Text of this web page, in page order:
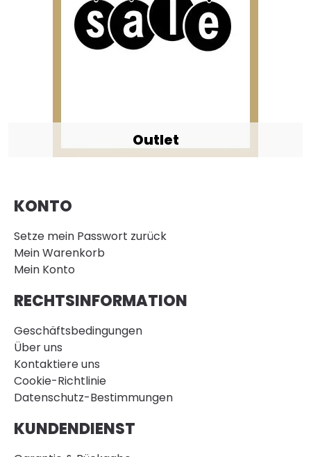
Outlet
KONTO
Setze mein Passwort zurück
Mein Warenkorb
Mein Konto
RECHTSINFORMATION
Geschäftsbedingungen
Über uns
Kontaktiere uns
Cookie-Richtlinie
Datenschutz-Bestimmungen
KUNDENDIENST